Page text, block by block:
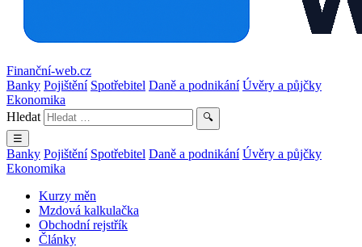
Finanční-web.cz
Banky Pojištění Spotřebitel Daně a podnikání Úvěry a půjčky
Ekonomika
Hledat
🔍
☰
Banky Pojištění Spotřebitel Daně a podnikání Úvěry a půjčky
Ekonomika
Kurzy měn
Mzdová kalkulačka
Obchodní rejstřík
Články